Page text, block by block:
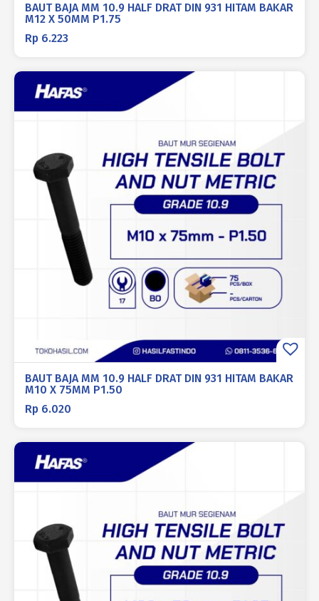
BAUT BAJA MM 10.9 HALF DRAT DIN 931 HITAM BAKAR
M12 X 50MM P1.75
Rp 6.223
BAUT BAJA MM 10.9 HALF DRAT DIN 931 HITAM BAKAR
M10 X 75MM P1.50
Rp 6.020